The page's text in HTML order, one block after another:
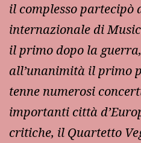
il complesso partecipò
internazionale di
il primo dopo la
all’unanimità il primo
tenne numerosi
importanti città
critiche, il Quartetto